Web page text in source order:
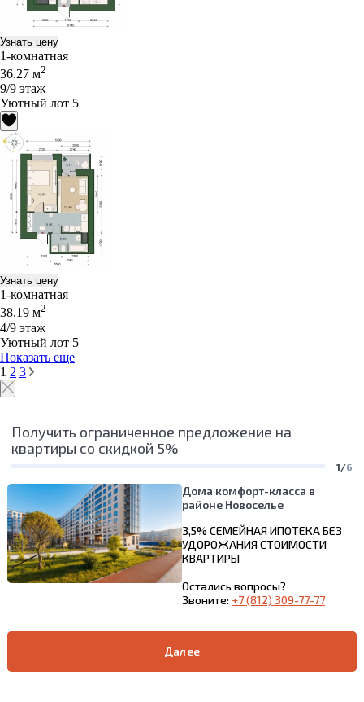
Узнать цену
1-комнатная
36.27 м2
9/9 этаж
Уютный лот 5
Узнать цену
1-комнатная
38.19 м2
4/9 этаж
Уютный лот 5
Показать еще
1 2 3
Получить ограниченное предложение на
квартиры со скидкой 5%
1/6
Дома комфорт-класса в
районе Новоселье
3,5% СЕМЕЙНАЯ ИПОТЕКА БЕЗ
УДОРОЖАНИЯ СТОИМОСТИ
КВАРТИРЫ
Остались вопросы?
Звоните: +7 (812) 309-77-77